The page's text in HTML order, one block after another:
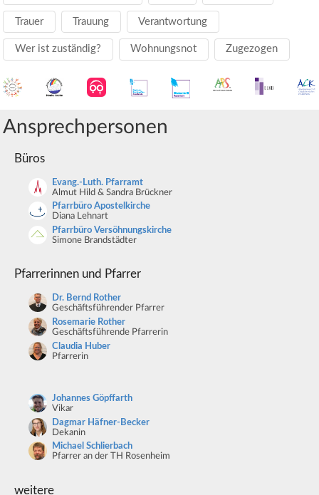
Trauer Trauung Verantwortung
Wer ist zuständig? Wohnungsnot Zugezogen
Ansprechpersonen
Büros
Evang.-Luth. Pfarramt
Almut Hild & Sandra Brückner
Pfarrbüro Apostelkirche
Diana Lehnart
Pfarrbüro Versöhnungskirche
Simone Brandstädter
Pfarrerinnen und Pfarrer
Dr. Bernd Rother
Geschäftsführender Pfarrer
Rosemarie Rother
Geschäftsführende Pfarrerin
Claudia Huber
Pfarrerin
Johannes Göpffarth
Vikar
Dagmar Häfner-Becker
Dekanin
Michael Schlierbach
Pfarrer an der TH Rosenheim
weitere